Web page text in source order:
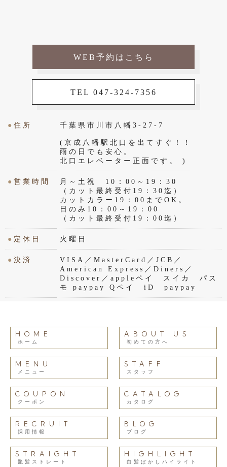
WEB予約はこちら
TEL 047-324-7356
●住所 千葉県市川市八幡3-27-7
(京成八幡駅北口を出てすぐ！！
雨の日でも安心。
北口エレベーター正面です。 )
●営業時間
月～土祝 10：00～19：30
（カット最終受付19：30迄）
カットカラー19：00までOK。
日のみ10：00～19：00
（カット最終受付19：00迄）
● 定休日 火曜日
●決済
VISA／MasterCard／JCB／
American Express／Diners／
Discover／appleペイ スイカ パス
モ paypay Qペイ iD paypay
HOME
ホーム
ABOUT US
初めての方へ
MENU
メニュー
STAFF
スタッフ
COUPON
クーポン
CATALOG
カタログ
RECRUIT
採用情報
BLOG
ブログ
STRAIGHT
艶髪ストレート
HIGHLIGHT
白髪ぼかしハイライト